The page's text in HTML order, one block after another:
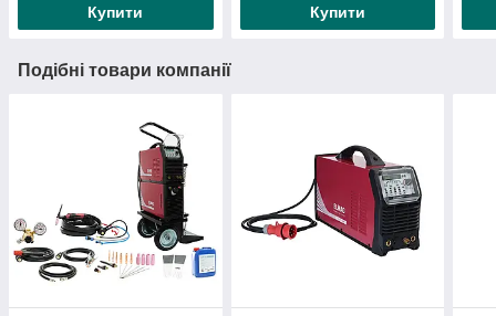
Купити Купити
Подібні товари компанії